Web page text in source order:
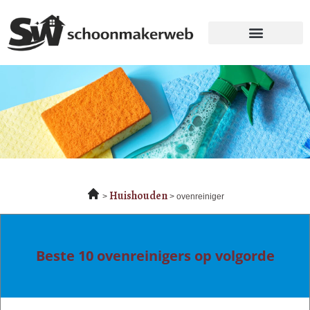
Huishouden ovenreiniger
Beste 10 ovenreinigers op volgorde